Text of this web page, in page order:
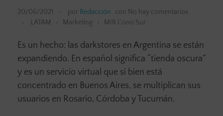
20/06/2021 por Redacción con No hay comentarios
LATAM
Marketing MIR Cono Sur
Es un hecho: las darkstores en Argentina se están
expandiendo. En español significa “tienda oscura”
y es un servicio virtual que si bien está
concentrado en Buenos Aires, se multiplican sus
usuarios en Rosario, Córdoba y Tucumán.